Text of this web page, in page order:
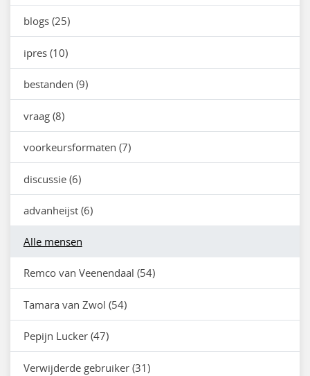
blogs (25)
ipres (10)
bestanden (9)
vraag (8)
voorkeursformaten (7)
discussie (6)
advanheijst (6)
Alle mensen
Remco van Veenendaal (54)
Tamara van Zwol (54)
Pepijn Lucker (47)
Verwijderde gebruiker (31)